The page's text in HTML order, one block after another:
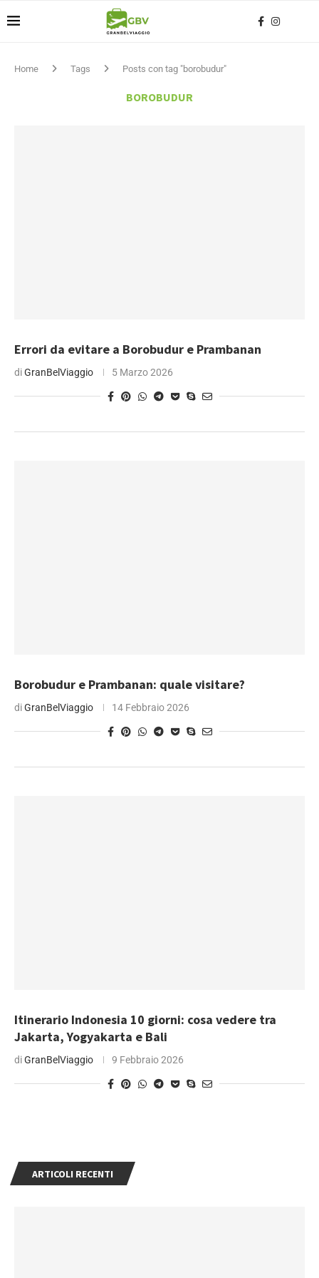
Home Tags Posts con tag "borobudur"
BOROBUDUR
Errori da evitare a Borobudur e Prambanan
diGranBelViaggio 5 Marzo 2026
Borobudur e Prambanan: quale visitare?
diGranBelViaggio 14 Febbraio 2026
Itinerario Indonesia 10 giorni: cosa vedere tra
Jakarta, Yogyakarta e Bali
diGranBelViaggio 9 Febbraio 2026
ARTICOLI RECENTI